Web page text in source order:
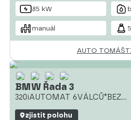
85 kW
manuál 5
AUTO
BMW Řada 3
320iAUTOMAT 6VÁLCŮ*BEZ
zjistit polohu